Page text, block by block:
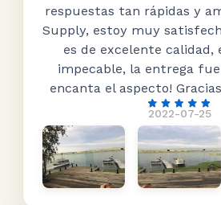
2022-07-25
respuestas tan rápidas y
Supply, estoy muy
es de excelente calidad,
impecable, la entrega fue
encanta el aspecto!